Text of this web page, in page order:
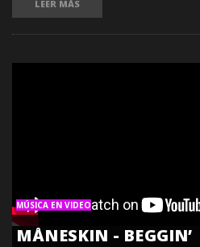
LEER MÁS
MÚSICA EN VIDEO
MÅNESKIN - BEGGIN’